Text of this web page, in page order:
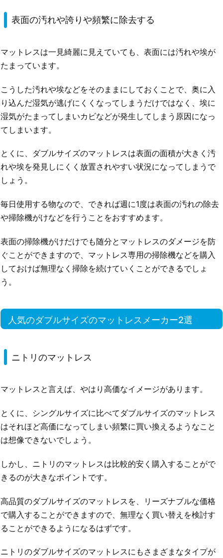
表面の汚れや誇りや頻繁に除去する
マットレスは一見綺麗に見えていても、表面には汚れや埃が
たまっています。
こうした汚れや埃などをそのままにしておくことで、奥に入
り込んだ湿気が逃げにくくなってしまうだけではなく、埃に
湿気がたまってしまいカビなどが発生してしまう原因になっ
てしまいます。
とくに、ダブルサイズのマットレスは表面の面積が大きく汚
れや埃を発見しにくく放置されやすい状況になってしまうで
しょう。
毎日使用する物なので、できれば週に1度は表面の汚れの除去
や掃除機がけなどを行うことをおすすめます。
表面の掃除機がけだけでも随分とマットレスのダメージを防
ぐことができますので、マットレス専用の掃除機などを購入
しておけば無理なく掃除を続けていくことができるでしょ
う。
人気のダブルサイズのマットレスメーカー2選
ニトリのマットレス
マットレスと言えば、やはり高価なイメージがあります。
とくに、シングルサイズに比べてダブルサイズのマットレス
はそれほど高価になってしまい頻繁に買い換えるようなこと
は想像できないでしょう。
しかし、ニトリのマットレスは比較的安く購入することがで
きるのが大きなポイントです。
高品質のダブルサイズのマットレスを、リーズナブルな価格
で購入することができますので、無理なく買い替えを検討す
ることができるようになるはずです。
ニトリのダブルサイズのマットレスにもさまざまなタイプが